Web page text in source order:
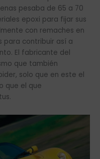
pesaba de 65 a 70
epoxi para fijar sus
con remaches en
para contribuir así a
El fabricante del
que también
solo que en este el
que el que